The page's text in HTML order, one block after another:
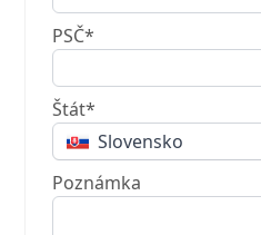
PSČ*
Štát*
Slovensko
Poznámka